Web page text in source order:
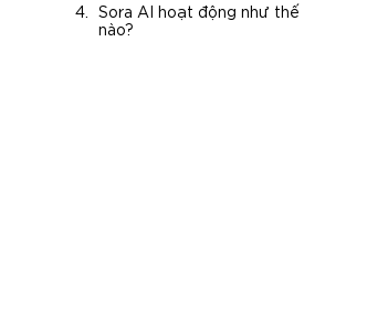
Sora AI hoạt động như thế
nào?